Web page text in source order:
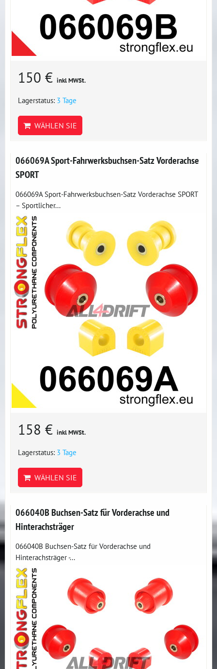
150 € inkl MWSt.
Lagerstatus: 3 Tage
WÄHLEN SIE
066069A Sport-Fahrwerksbuchsen-Satz Vorderachse
SPORT
066069A Sport-Fahrwerksbuchsen-Satz Vorderachse SPORT
– Sportlicher...
158 € inkl MWSt.
Lagerstatus: 3 Tage
WÄHLEN SIE
066040B Buchsen-Satz für Vorderachse und
Hinterachsträger
066040B Buchsen-Satz für Vorderachse und
Hinterachsträger -...